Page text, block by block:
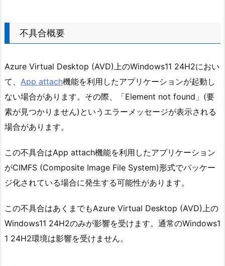
不具合概要
Azure Virtual Desktop (AVD)上のWindows11 24H2におい
て、 App attach機能を利用したアプリケーションが起動し
ない場合があります。その際、「Element not found」(要
素が見つかりません)というエラーメッセージが表示される
場合があります。
この不具合はApp attach機能を利用したアプリケーション
がCIMFS (Composite Image File System)形式でパッケー
ジ化されている場合に発生する可能性があります。
この不具合はあくまでもAzure Virtual Desktop (AVD)上の
Windows11 24H2のみが影響を受けます。通常のWindows1
1 24H2環境は影響を受けません。